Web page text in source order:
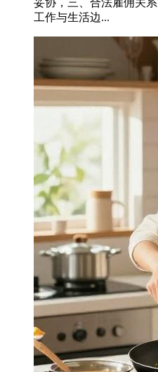
妥协，三、合法雇佣关
工作与生活边...